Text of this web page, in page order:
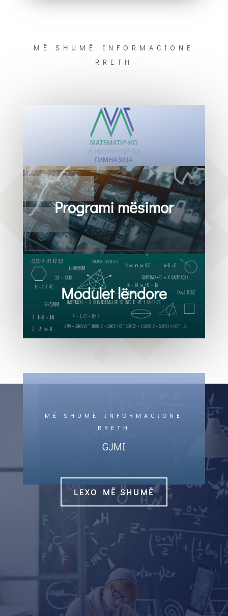
MË SHUMË INFORMACIONE
RRETH
Programi mësimor
Modulet lëndore
MË SHUMË INFORMACIONE
RRETH
GJMI
LEXO MË SHUMË